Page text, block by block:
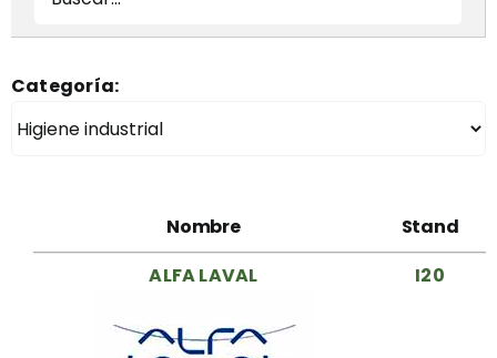
Categoría:
Nombre
Stand
ALFA LAVAL
I20